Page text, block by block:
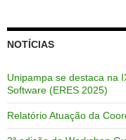
NOTÍCIAS
Unipampa se destaca na
Software (ERES 2025)
Relatório Atuação da